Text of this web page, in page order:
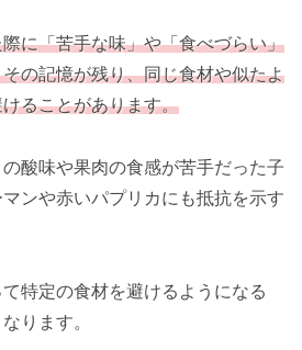
に「苦手な味」や「食べづらい」
の記憶が残り、同じ食材や似たよ
ることがあります。
酸味や果肉の食感が苦手だった子
ンや赤いパプリカにも抵抗を示す
特定の食材を避けるようになる
ります。